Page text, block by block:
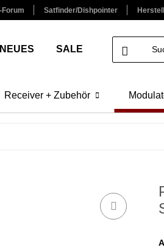
Forum Satfinder/Dishpointer
NEUES SALE
Receiver + Zubehör